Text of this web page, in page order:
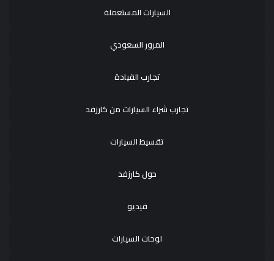
السيارات المستعملة
المرور السعودي
تجارب القيادة
تجارب شراء السيارات من كارزفد
تقسيط السيارات
حول كارزفد
فيديو
لوحات السيارات